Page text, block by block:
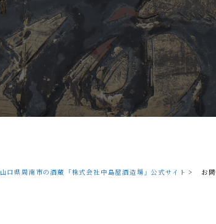
山口県周南市の酒蔵「株式会社中島屋酒造場」公式サイト > お